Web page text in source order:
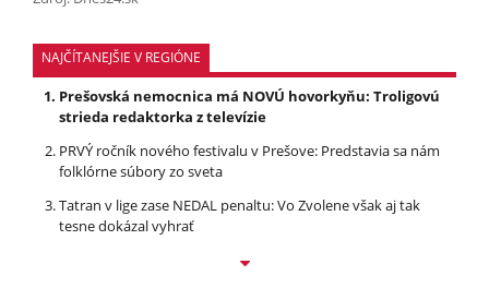
NAJČÍTANEJŠIE V REGIÓNE
Prešovská nemocnica má NOVÚ hovorkyňu: Troligovú
strieda redaktorka z televízie
PRVÝ ročník nového festivalu v Prešove: Predstavia sa nám
folklórne súbory zo sveta
Tatran v lige zase NEDAL penaltu: Vo Zvolene však aj tak
tesne dokázal vyhrať